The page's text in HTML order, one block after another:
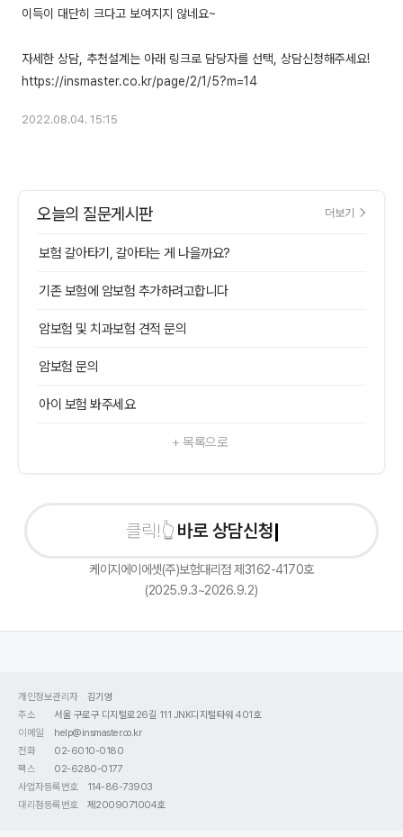
이득이 대단히 크다고 보여지지 않네요~
자세한 상담, 추천설계는 아래 링크로 담당자를 선택, 상담신청해주세요!
2022.08.04. 15:15
오늘의 질문게시판 더보기
보험 갈아타기, 갈아타는 게 나을까요?
기존 보험에 암보험 추가하려고합니다
암보험 및 치과보험 견적 문의
암보험 문의
아이 보험 봐주세요
+ 목록으로
바로 상담신청하기
케이지에이에셋(주)보험대리점 제3162-4170호
(2025.9.3~2026.9.2)
개인정보관리자
김기영
주소
서울 구로구 디지털로26길 111 JNK디지털타워 401호
이메일
help@insmaster.co.kr
전화
02-6010-0180
팩스
02-6280-0177
사업자등록번호
114-86-73903
대리점등록번호
제2009071004호